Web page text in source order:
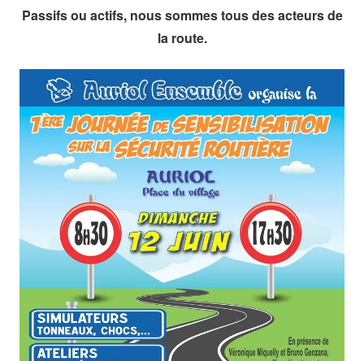
Passifs ou actifs, nous sommes tous des acteurs de
la route.